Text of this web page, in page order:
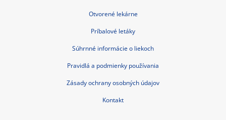
Otvorené lekárne
Príbalové letáky
Súhrnné informácie o liekoch
Pravidlá a podmienky používania
Zásady ochrany osobných údajov
Kontakt